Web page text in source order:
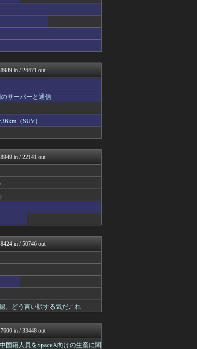
パンNEWS
コスヌ〜ン
めたニュース
NEWS.
あニュースちゃんねる
・ミリタリー速報☆彡
ゴタシタニュース
ッチョニュース
ニュース
ウヨにゅーす
コスヌ〜ン
！韓国情報
にあってもの申す！！
めたニュース
まとめもりー｜2c...
ー速
ワロスまとめニュース♪
的ゲーム速報＠刃
ニュース(ﾉ∀`)
ッチョニュース
8989 in / 24471 out
サーバーと通信
（SUV）
8949 in / 22141 out
8424 in / 50746 out
。どう言い訳する気だこれ
7600 in / 33448 out
籍人員をSpaceX向けの生産に関